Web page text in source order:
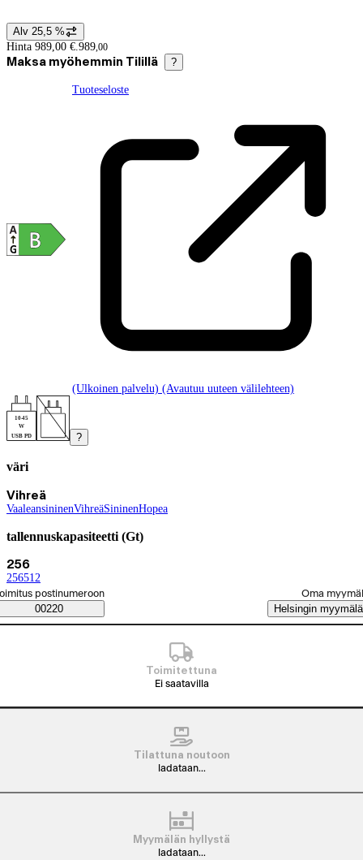
Hintatiedot
Alv 25,5 %
Hinta 989,00 €. 989,00
Maksa myöhemmin Tilillä ?
Tuoteseloste
(Ulkoinen palvelu) (Avautuu uuteen välilehteen)
10-45
W
USB PD
?
väri
Tämänhetkinen valinta Vihreä
Vihreä
Vaaleansininen(väri)
Vihreä(väri)
Sininen(väri)
Hopea
tallennuskapasiteetti (Gt)
Tämänhetkinen valinta 256
256
256(tallennuskapasiteetti (Gt)
512
Saatavuustiedot
tilaustapa
postinumeroon
00220
Oma
Helsingin myymälä
Toimitettuna
Ei saatavilla
Tilattuna noutoon
ladataan...
Myymälän hyllystä
ladataan...